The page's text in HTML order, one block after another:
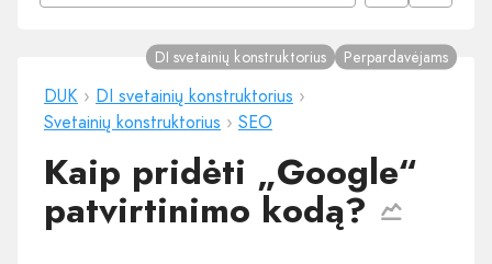
DUK › DI svetainių konstruktorius ›
Svetainių konstruktorius › SEO
DI svetainių konstruktorius Perpardavėjams
Kaip pridėti „Google“
patvirtinimo kodą?